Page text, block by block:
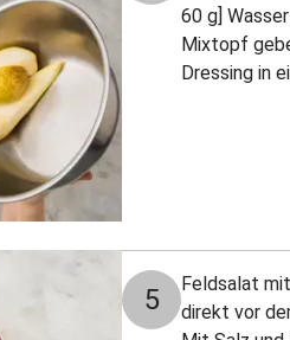
60 g]
Mixtopf
Dressing in
5
Feldsalat
direkt vor